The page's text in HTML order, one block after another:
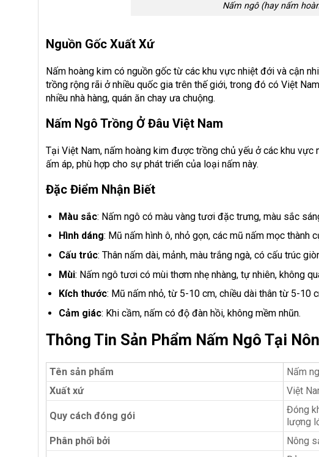
Nấm ngô (hay nấm
Nguồn Gốc Xuất Xứ
Nấm hoàng kim có nguồn gốc từ các khu vực nhiệt đới và cận
trồng rộng rãi ở nhiều quốc gia trên thế giới, trong đó có Việt
nhiều nhà hàng, quán ăn chay ưa chuộng.
Nấm Ngô Trồng Ở Đâu Việt Nam
Tại Việt Nam, nấm hoàng kim được trồng chủ yếu ở các khu vực
ấm áp, phù hợp cho sự phát triển của loại nấm này.
Đặc Điểm Nhận Biết
Màu sắc: Nấm ngô có màu vàng tươi đặc trưng, màu sắc
Hình dáng: Mũ nấm hình ô, nhỏ gọn, các mũ nấm mọc thành
Cấu trúc: Thân nấm dài, mảnh, màu trắng ngà, có cấu trúc
Mùi: Nấm ngô tươi có mùi thơm nhẹ nhàng, tự nhiên, không
Kích thước: Mũ nấm nhỏ, từ 5-10 cm, chiều dài thân từ 5-10
Cảm giác: Khi cầm, nấm có độ đàn hồi, không mềm nhũn.
Thông Tin Sản Phẩm Nấm Ngô Tại
Tên sản phẩm
Nấm
Xuất xứ
Việt
Quy cách đóng gói
Đóng
lượng
Phân phối bởi
Nông